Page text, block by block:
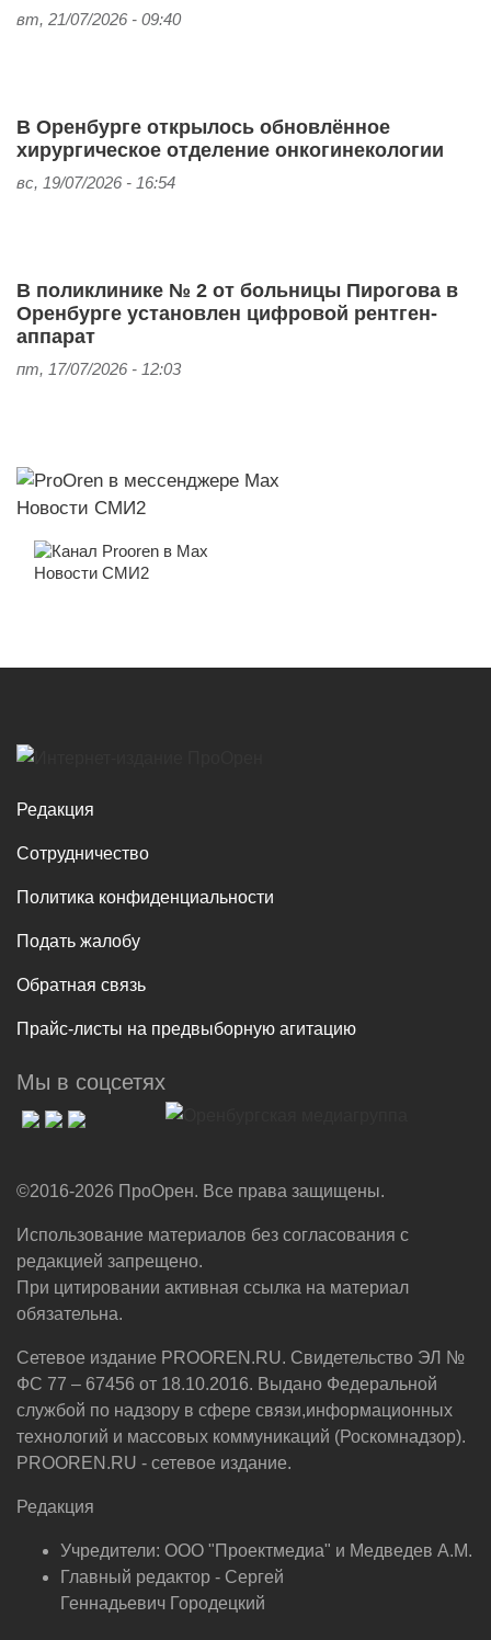
вт, 21/07/2026 - 09:40
В Оренбурге открылось обновлённое
хирургическое отделение онкогинекологии
вс, 19/07/2026 - 16:54
В поликлинике № 2 от больницы Пирогова в
Оренбурге установлен цифровой рентген-
аппарат
пт, 17/07/2026 - 12:03
Новости СМИ2
Новости СМИ2
Редакция
Сотрудничество
Политика конфиденциальности
Подать жалобу
Обратная связь
Прайс-листы на предвыборную агитацию
Мы в соцсетях
©2016-2026 ПроОрен. Все права защищены.
Использование материалов без согласования с
редакцией запрещено.
При цитировании активная ссылка на материал
обязательна.
Сетевое издание PROOREN.RU. Свидетельство ЭЛ №
ФС 77 – 67456 от 18.10.2016. Выдано Федеральной
службой по надзору в сфере связи,информационных
технологий и массовых коммуникаций (Роскомнадзор).
PROOREN.RU - сетевое издание.
Редакция
Учредители: ООО "Проектмедиа" и Медведев А.М.
Главный редактор - Сергей
Геннадьевич Городецкий